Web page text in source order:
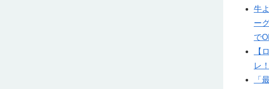
牛
ー
で
【
レ！
「